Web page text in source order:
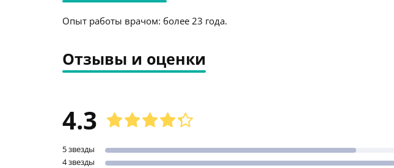
Опыт работы врачом: более 23 года.
Отзывы и оценки
4.3
5 звезды
4 звезды